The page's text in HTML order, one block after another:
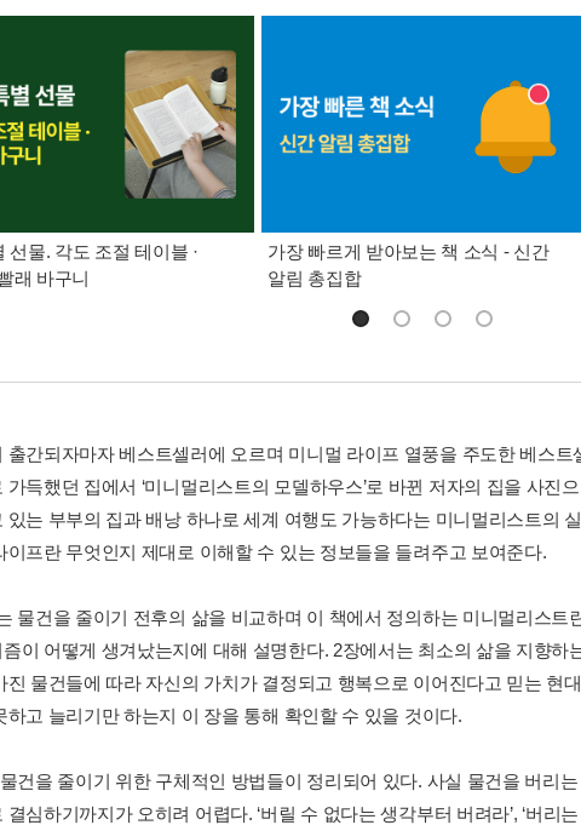
선물. 각도 조절 테이블 ·
래 바구니
가장 빠르게 받아보는 책 소식 - 신간
알림 총집합
출간되자마자 베스트셀러에 오르며 미니멀 라이프 열풍을 주도한 베스
가득했던 집에서 ‘미니멀리스트의 모델하우스’로 바뀐 저자의 집을 사진
있는 부부의 집과 배낭 하나로 세계 여행도 가능하다는 미니멀리스트의
이프란 무엇인지 제대로 이해할 수 있는 정보들을 들려주고 보여준다.
물건을 줄이기 전후의 삶을 비교하며 이 책에서 정의하는 미니멀리스트
이 어떻게 생겨났는지에 대해 설명한다. 2장에서는 최소의 삶을 지향하
진 물건들에 따라 자신의 가치가 결정되고 행복으로 이어진다고 믿는 현
하고 늘리기만 하는지 이 장을 통해 확인할 수 있을 것이다.
건을 줄이기 위한 구체적인 방법들이 정리되어 있다. 사실 물건을 버리
결심하기까지가 오히려 어렵다. ‘버릴 수 없다는 생각부터 버려라’, ‘버리